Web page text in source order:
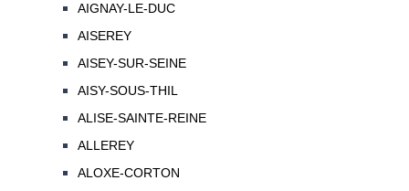
AIGNAY-LE-DUC
AISEREY
AISEY-SUR-SEINE
AISY-SOUS-THIL
ALISE-SAINTE-REINE
ALLEREY
ALOXE-CORTON